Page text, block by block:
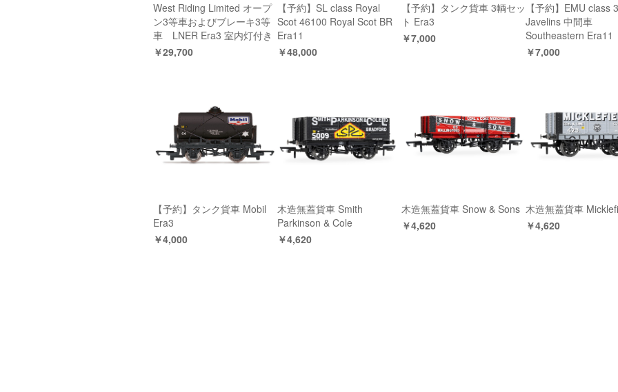
West Riding Limited オープ
ン3等車およびブレーキ3等
車 LNER Era3 室内灯付き
￥29,700
【予約】SL class Royal
Scot 46100 Royal Scot BR
Era11
￥48,000
【予約】タンク貨車 3輌セッ
ト Era3
￥7,000
【予約】EMU class
Javelins 中間車
Southeastern Era11
￥7,000
【予約】タンク貨車 Mobil
Era3
￥4,000
木造無蓋貨車 Smith
Parkinson & Cole
￥4,620
木造無蓋貨車 Snow & Sons
￥4,620
木造無蓋貨車
￥4,620